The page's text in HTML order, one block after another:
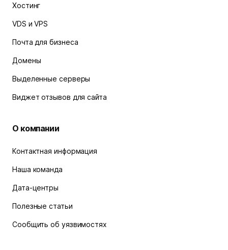
Хостинг
VDS и VPS
Почта для бизнеса
Домены
Выделенные серверы
Виджет отзывов для сайта
О компании
Контактная информация
Наша команда
Дата-центры
Полезные статьи
Сообщить об уязвимостях